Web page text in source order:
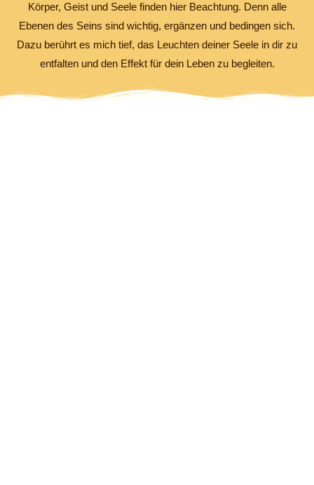
Körper, Geist und Seele finden hier Beachtung. Denn alle
Ebenen des Seins sind wichtig, ergänzen und bedingen sich.
Dazu berührt es mich tief, das Leuchten deiner Seele in dir zu
entfalten und den Effekt für dein Leben zu begleiten.